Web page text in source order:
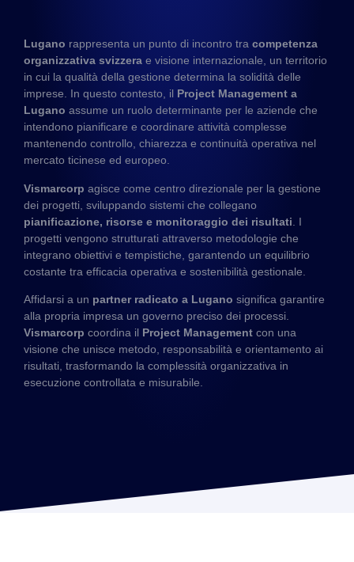
Lugano rappresenta un punto di incontro tra competenza
organizzativa svizzera e visione internazionale, un territorio
in cui la qualità della gestione determina la solidità delle
imprese. In questo contesto, il Project Management a
Lugano assume un ruolo determinante per le aziende che
intendono pianificare e coordinare attività complesse
mantenendo controllo, chiarezza e continuità operativa nel
mercato ticinese ed europeo.
Vismarcorp agisce come centro direzionale per la gestione
dei progetti, sviluppando sistemi che collegano
pianificazione, risorse e monitoraggio dei risultati . I
progetti vengono strutturati attraverso metodologie che
integrano obiettivi e tempistiche, garantendo un equilibrio
costante tra efficacia operativa e sostenibilità gestionale.
Affidarsi a un partner radicato a Lugano significa garantire
alla propria impresa un governo preciso dei processi.
Vismarcorp coordina il Project Management con una
visione che unisce metodo, responsabilità e orientamento ai
risultati, trasformando la complessità organizzativa in
esecuzione controllata e misurabile.